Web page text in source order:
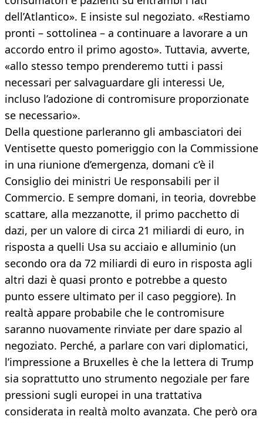
dell’Atlantico». E insiste sul negoziato. «Restiamo
pronti – sottolinea – a continuare a lavorare a un
accordo entro il primo agosto». Tuttavia, avverte,
«allo stesso tempo prenderemo tutti i passi
necessari per salvaguardare gli interessi Ue,
incluso l’adozione di contromisure proporzionate
se necessario».
Della questione parleranno gli ambasciatori dei
Ventisette questo pomeriggio con la Commissione
in una riunione d’emergenza, domani c’è il
Consiglio dei ministri Ue responsabili per il
Commercio. E sempre domani, in teoria, dovrebbe
scattare, alla mezzanotte, il primo pacchetto di
dazi, per un valore di circa 21 miliardi di euro, in
risposta a quelli Usa su acciaio e alluminio (un
secondo ora da 72 miliardi di euro in risposta agli
altri dazi è quasi pronto e potrebbe a questo
punto essere ultimato per il caso peggiore). In
realtà appare probabile che le contromisure
saranno nuovamente rinviate per dare spazio al
negoziato. Perché, a parlare con vari diplomatici,
l’impressione a Bruxelles è che la lettera di Trump
sia soprattutto uno strumento negoziale per fare
pressioni sugli europei in una trattativa
considerata in realtà molto avanzata. Che però ora